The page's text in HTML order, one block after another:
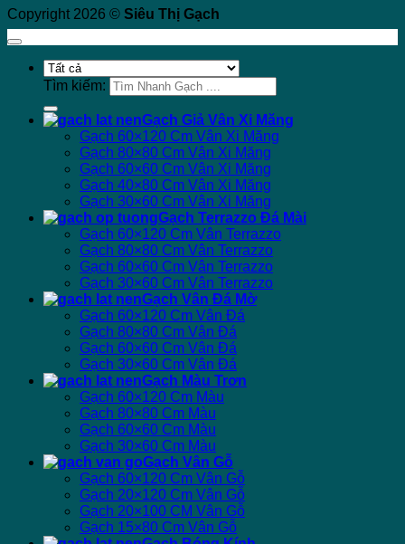
Copyright 2026 © Siêu Thị Gạch
Tìm kiếm:
Gạch Giả Vân Xi Măng
Gạch 60×120 Cm Vân Xi Măng
Gạch 80×80 Cm Vân Xi Măng
Gạch 60×60 Cm Vân Xi Măng
Gạch 40×80 Cm Vân Xi Măng
Gạch 30×60 Cm Vân Xi Măng
Gạch Terrazzo Đá Mài
Gạch 60×120 Cm Vân Terrazzo
Gạch 80×80 Cm Vân Terrazzo
Gạch 60×60 Cm Vân Terrazzo
Gạch 30×60 Cm Vân Terrazzo
Gạch Vân Đá Mờ
Gạch 60×120 Cm Vân Đá
Gạch 80×80 Cm Vân Đá
Gạch 60×60 Cm Vân Đá
Gạch 30×60 Cm Vân Đá
Gạch Màu Trơn
Gạch 60×120 Cm Màu
Gạch 80×80 Cm Màu
Gạch 60×60 Cm Màu
Gạch 30×60 Cm Màu
Gạch Vân Gỗ
Gạch 60×120 Cm Vân Gỗ
Gạch 20×120 Cm Vân Gỗ
Gạch 20×100 CM Vân Gỗ
Gạch 15×80 Cm Vân Gỗ